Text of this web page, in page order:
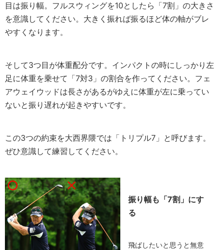
目は振り幅。フルスウィングを10としたら「7割」の大きさ
を意識してください。大きく振れば振るほど体の軸がブレ
やすくなります。
そして3つ目が体重配分です。インパクトの時にしっかり左
足に体重を乗せて「7対3」の割合を作ってください。フェ
アウェイウッドは長さがあるがゆえに体重が左に乗ってい
ないと振り遅れが起きやすいです。
この3つの約束を大西界隈では「トリプル7」と呼びます。
ぜひ意識して練習してください。
振り幅も「7割」にす
る
飛ばしたいと思うと無意